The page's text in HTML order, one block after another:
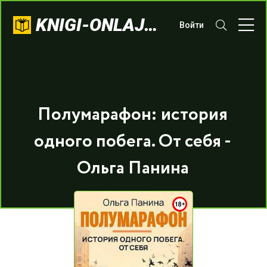
KNIGI-ONLAJN.COM Войти
Полумарафон: история
одного побега. От себя -
Ольга Панина